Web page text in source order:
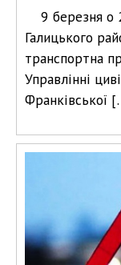
9 березня о
Галицького
транспортна
Управлінні
Франківської